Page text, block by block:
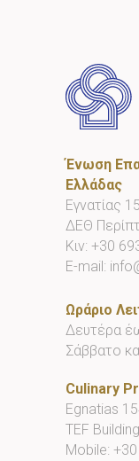
Ένωση
Ελλάδας
Εγνατίας
ΔΕΘ
Κιν: +30
E-mail:
Ωράριο
Δευτέρα
Σάββατο
Culinary
Egnatias
TEF
Mobile: